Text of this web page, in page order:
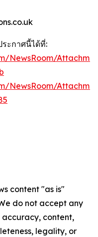
ะกาศนี้ได้ที่:
NewsRoom/
NewsRoom/
content "as is"
do not accept any
content,
legality, or